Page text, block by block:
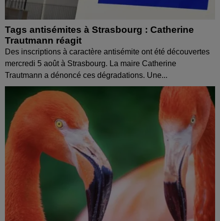
Tags antisémites à Strasbourg : Catherine
Trautmann réagit
Des inscriptions à caractère antisémite ont été découvertes
mercredi 5 août à Strasbourg. La maire Catherine
Trautmann a dénoncé ces dégradations. Une...